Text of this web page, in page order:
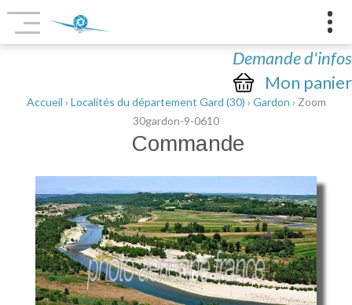
Demande d'infos
Mon panier
Accueil › Localités du département Gard (30) › Gardon › Zoom
30gardon-9-0610
Commande